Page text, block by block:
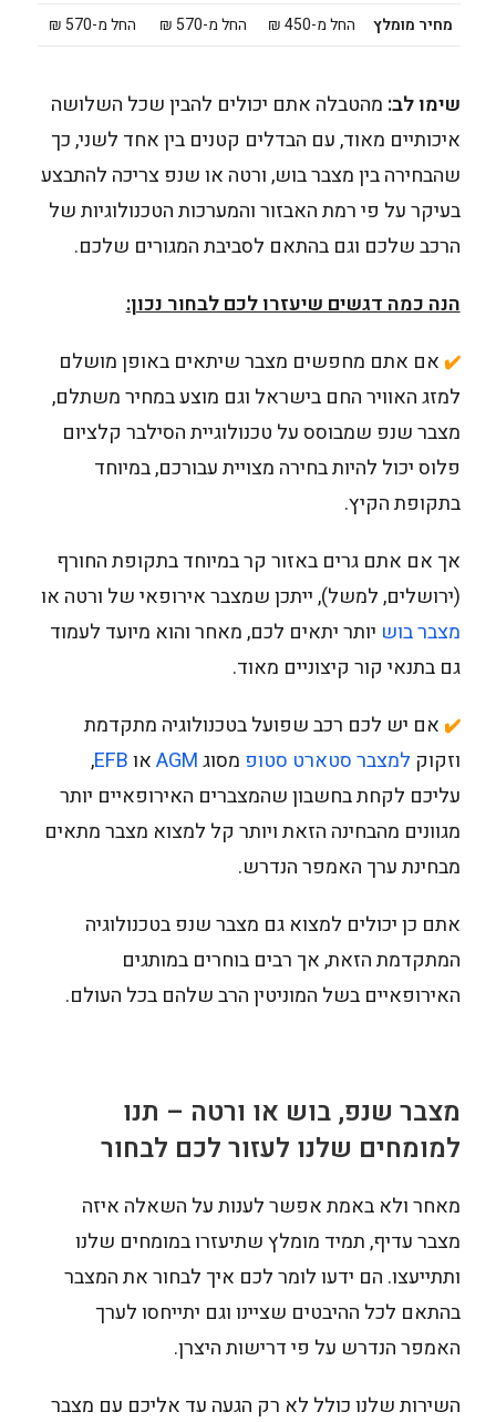
מחיר מומלץ החל מ-450 ₪ החל מ-570 ₪ החל מ-570 ₪
שימו לב: מהטבלה אתם יכולים להבין שכל השלושה
איכותיים מאוד, עם הבדלים קטנים בין אחד לשני, כך
שהבחירה בין מצבר בוש, ורטה או שנפ צריכה להתבצע
בעיקר על פי רמת האבזור והמערכות הטכנולוגיות של
הרכב שלכם וגם בהתאם לסביבת המגורים שלכם.
הנה כמה דגשים שיעזרו לכם לבחור נכון:
✔️ אם אתם מחפשים מצבר שיתאים באופן מושלם
למזג האוויר החם בישראל וגם מוצע במחיר משתלם,
מצבר שנפ שמבוסס על טכנולוגיית הסילבר קלציום
פלוס יכול להיות בחירה מצויית עבורכם, במיוחד
בתקופת הקיץ.
אך אם אתם גרים באזור קר במיוחד בתקופת החורף
(ירושלים, למשל), ייתכן שמצבר אירופאי של ורטה או
מצבר בוש יותר יתאים לכם, מאחר והוא מיועד לעמוד
גם בתנאי קור קיצוניים מאוד.
✔️ אם יש לכם רכב שפועל בטכנולוגיה מתקדמת
וזקוק למצבר סטארט סטופ מסוגAGMאוEFB
,
עליכם לקחת בחשבון שהמצברים האירופאיים יותר
מגוונים מהבחינה הזאת ויותר קל למצוא מצבר מתאים
מבחינת ערך האמפר הנדרש.
אתם כן יכולים למצוא גם מצבר שנפ בטכנולוגיה
המתקדמת הזאת, אך רבים בוחרים במותגים
האירופאיים בשל המוניטין הרב שלהם בכל העולם.
מצבר שנפ, בוש או ורטה – תנו
למומחים שלנו לעזור לכם לבחור
מאחר ולא באמת אפשר לענות על השאלה איזה
מצבר עדיף, תמיד מומלץ שתיעזרו במומחים שלנו
ותתייעצו. הם ידעו לומר לכם איך לבחור את המצבר
בהתאם לכל ההיבטים שציינו וגם יתייחסו לערך
האמפר הנדרש על פי דרישות היצרן.
השירות שלנו כולל לא רק הגעה עד אליכם עם מצבר